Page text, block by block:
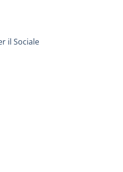
il Sociale